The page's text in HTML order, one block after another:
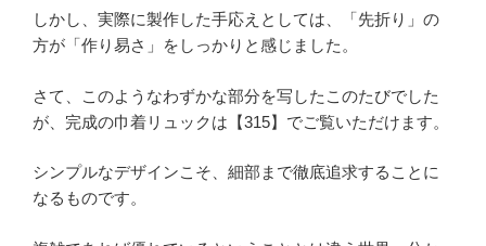
しかし、実際に製作した手応えとしては、「先折り」の
方が「作り易さ」をしっかりと感じました。
さて、このようなわずかな部分を写したこのたびでした
が、完成の巾着リュックは【315】でご覧いただけます。
シンプルなデザインこそ、細部まで徹底追求することに
なるものです。